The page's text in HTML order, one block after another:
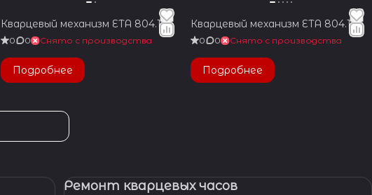
Кварцевый механизм ETA 804.121
0 0 Снято с производства
Подробнее
Кварцевый механизм ETA 804.114
0 0 Снято с производства
Подробнее
Ремонт кварцевых часов